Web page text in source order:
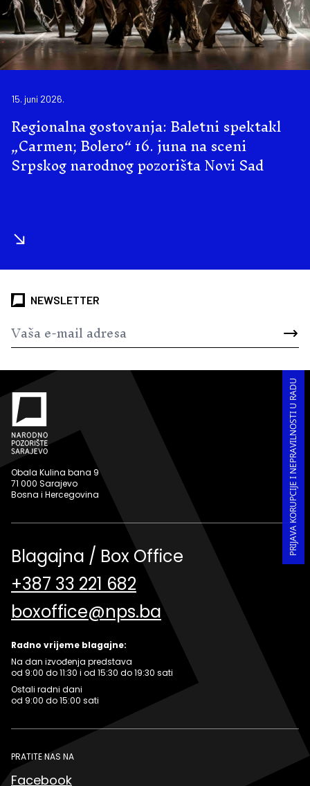
15. juni 2026.
Regionalna gostovanja: Baletni spektakl
„Carmen; Bolero“ 16. juna na sceni
Srpskog narodnog pozorišta Novi Sad
NEWSLETTER
PRIJAVA KORUPCIJE I NEPRAVILNOSTI U RADU
Obala Kulina bana 9
71 000 Sarajevo
Bosna i Hercegovina
Blagajna / Box Office
+387 33 221 682
boxoffice@nps.ba
Radno vrijeme blagajne:
Na dan izvođenja predstava
od 9:00 do 11:30 i od 15:30 do 19:30 sati
Ostali radni dani
od 9:00 do 15:00 sati
PRATITE NAS NA
Facebook